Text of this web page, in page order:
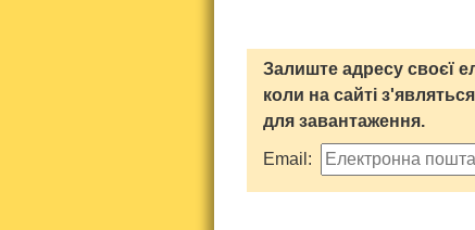
Залиште адресу своєї
коли на сайті
для завантаження.
Email: